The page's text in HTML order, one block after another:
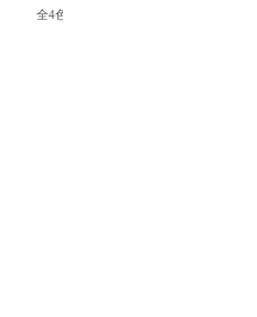
全4色